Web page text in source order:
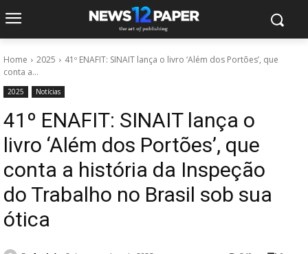
Home 2025
41º ENAFIT: SINAIT lança o livro ‘Além dos Portões’, que
conta a...
2025 Notícias
41º ENAFIT: SINAIT lança o
livro ‘Além dos Portões’, que
conta a história da Inspeção
do Trabalho no Brasil sob sua
ótica